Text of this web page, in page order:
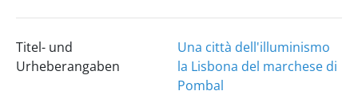
Titel- und
Urheberangaben
Una città dell'illuminismo
la Lisbona del marchese di
Pombal